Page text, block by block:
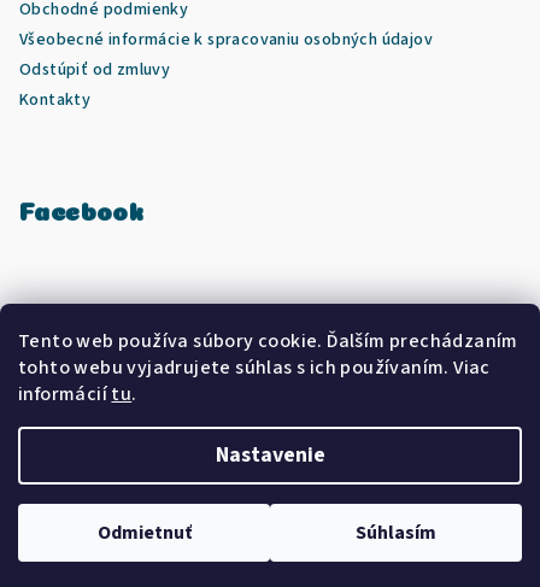
Tento web používa súbory cookie. Ďalším prechádzaním
tohto webu vyjadrujete súhlas s ich používaním. Viac
informáciítu.
Nastavenie
Odmietnuť Súhlasím
Obchodné podmienky
Všeobecné informácie k spracovaniu osobných údajov
Odstúpiť od zmluvy
Kontakty
Facebook
Prijímame online platby
nastavenie cookies
Vytvoril Shoptet